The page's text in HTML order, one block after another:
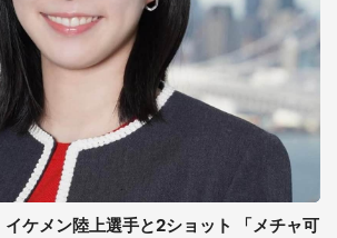
ケメン陸上選手と2ショット 「メチャ可